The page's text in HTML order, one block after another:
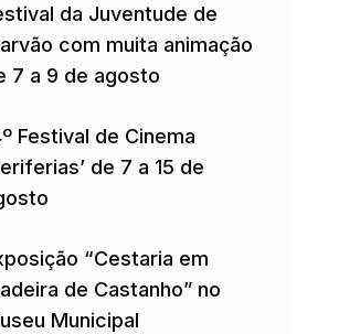
da Juventude de
com muita animação
7 a 9 de agosto
Festival de Cinema
de 7 a 15 de
“Cestaria em
de Castanho” no
Municipal